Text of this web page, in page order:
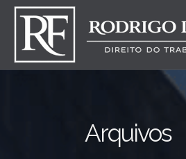
Arquivos